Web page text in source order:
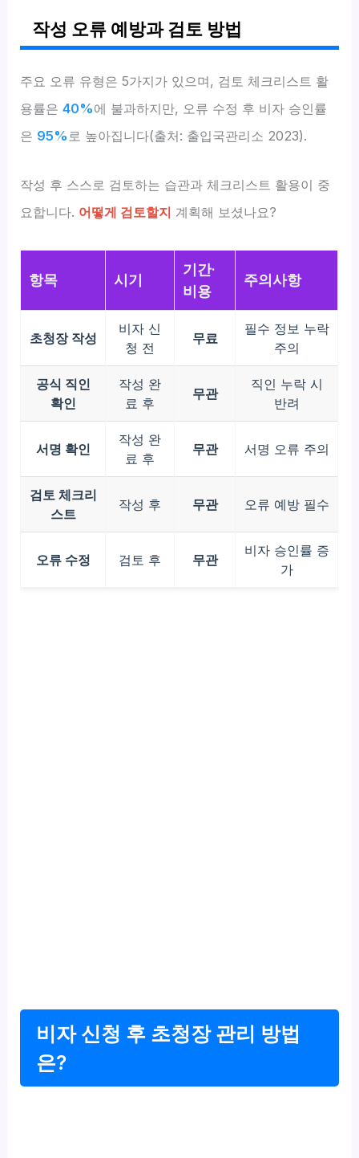
작성 오류 예방과 검토 방법
주요 오류 유형은 5가지가 있으며, 검토 체크리스트 활
용률은40%에 불과하지만, 오류 수정 후 비자 승인률
은 95%로 높아집니다(출처: 출입국관리소 2023).
작성 후 스스로 검토하는 습관과 체크리스트 활용이 중
요합니다. 어떻게 검토할지 계획해 보셨나요?
항목 시기
기간·
비용
주의사항
초청장 작성
비자 신
청 전
무료
필수 정보 누락
주의
공식 직인
확인
작성 완
료 후
무관
직인 누락 시
반려
서명 확인
작성 완
료 후
무관 서명 오류 주의
검토 체크리
스트
작성 후 무관 오류 예방 필수
오류 수정 검토 후 무관
비자 승인률 증
가
비자 신청 후 초청장 관리 방법
은?